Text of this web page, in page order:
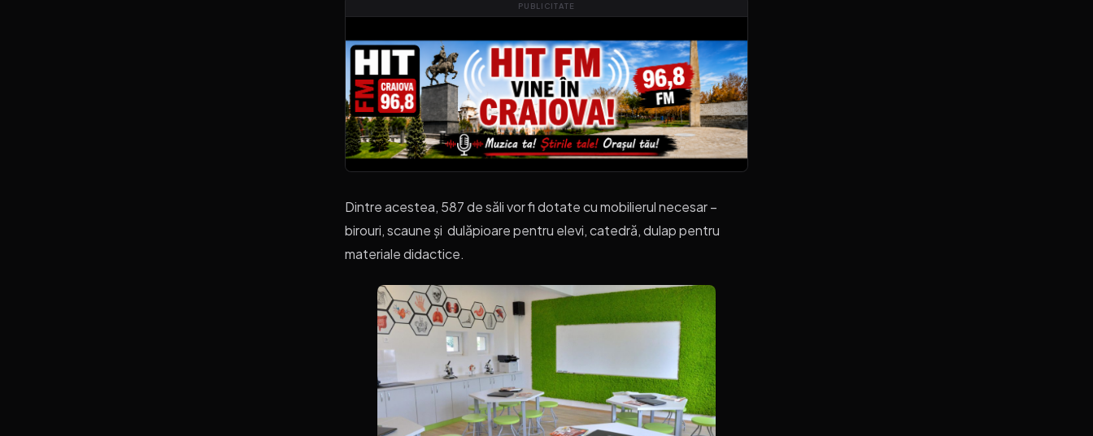
PUBLICITATE
Dintre acestea, 587 de săli vor fi dotate cu mobilierul necesar –
birouri, scaune și dulăpioare pentru elevi, catedră, dulap pentru
materiale didactice.